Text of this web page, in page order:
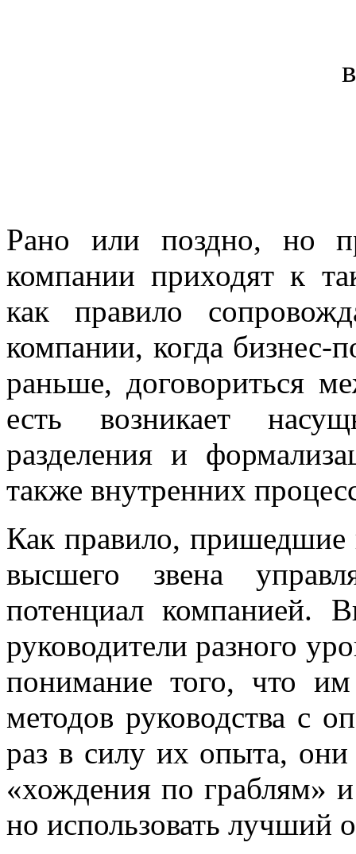
Рано или поздно, но
компании приходят к
как правило
компании, когда бизнес-
раньше, договориться
есть возникает
разделения и
также внутренних
Как правило, пришедшие
высшего звена
потенциал компанией.
руководители разного
понимание того, что
методов руководства с
раз в силу их опыта, они
«хождения по граблям»
но использовать лучший